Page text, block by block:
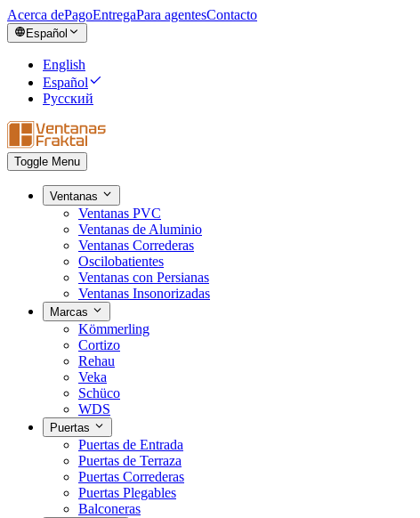
Acerca dePagoEntregaPara agentesContacto
Español
English
Español
Русский
Toggle Menu
Ventanas
Ventanas PVC
Ventanas de Aluminio
Ventanas Correderas
Oscilobatientes
Ventanas con Persianas
Ventanas Insonorizadas
Marcas
Kömmerling
Cortizo
Rehau
Veka
Schüco
WDS
Puertas
Puertas de Entrada
Puertas de Terraza
Puertas Correderas
Puertas Plegables
Balconeras